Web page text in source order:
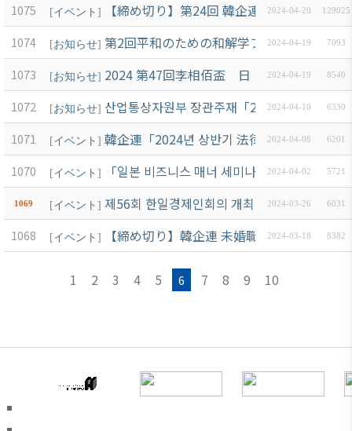
1075 [イベント] 【締め切り】第24回 韓企連 会長杯 親善
2024-04-20 129025
1074 [お知らせ] 第2回平和のための和解学フォーラム 開催
2024-04-19 7093
1073 [お知らせ] 2024 第47回李相佰盃 日・韓大学代表バ
2024-04-19 8540
1072 [お知らせ] 산업통상자원부 장관주재「2024 일본시장 수
2024-04-10 6330
1071 [イベント] 韓企連「2024년 상반기 法律 세미나」開催
2024-04-08 6201
1070 [イベント] 「일본 비즈니스 매너 세미나 및 일본어 세미
2024-04-02 5721
1069 [イベント] 제56회 한일경제인회의 개최(5/14~15)
2024-03-26 6031
1068 [イベント] 【締め切り】韓企連 未婚職員交流会「青
2024-03-18 8382
1 2 3 4 5 6 7 8 9 10